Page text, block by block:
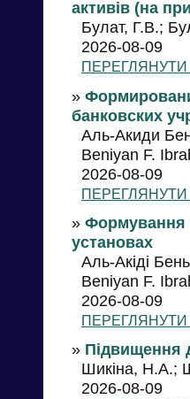
активів (на
Булат, Г.В.;
2026-08-09
»
банковских
Аль-Акиди
Beniyan F.
2026-08-09
» Формування
установах
Аль-Акіді
Beniyan F.
2026-08-09
» Підвищення
Шикіна, Н.А.;
2026-08-09